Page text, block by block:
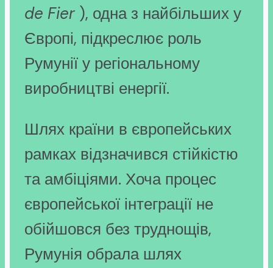
de Fier ), одна з найбільших у
Європі, підкреслює роль
Румунії у регіональному
виробництві енергії.
Шлях країни в європейських
рамках відзначився стійкістю
та амбіціями. Хоча процес
європейської інтеграції не
обійшовся без труднощів,
Румунія обрала шлях